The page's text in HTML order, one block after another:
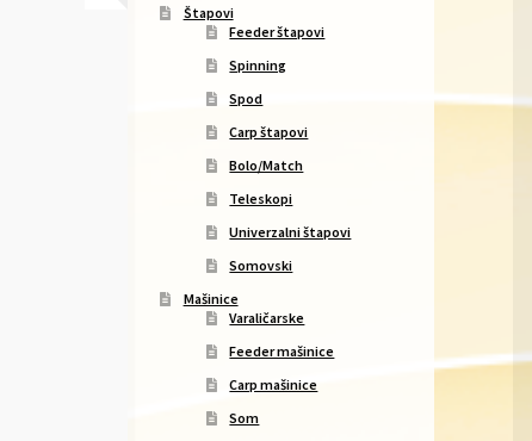
Štapovi
Feeder štapovi
Spinning
Spod
Carp štapovi
Bolo/Match
Teleskopi
Univerzalni štapovi
Somovski
Mašinice
Varaličarske
Feeder mašinice
Carp mašinice
Som